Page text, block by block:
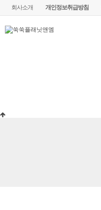
회사소개 개인정보취급방침